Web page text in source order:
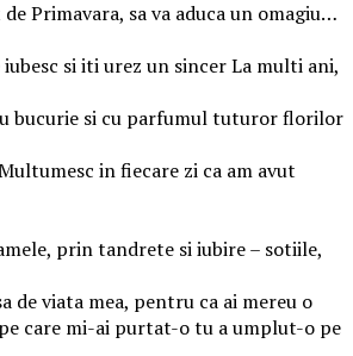
Primavara, sa va aduca un omagiu…
si iti urez un sincer La multi ani,
bucurie si cu parfumul tuturor florilor
in fiecare zi ca am avut
prin tandrete si iubire – sotiile,
viata mea, pentru ca ai mereu o
care mi-ai purtat-o tu a umplut-o pe